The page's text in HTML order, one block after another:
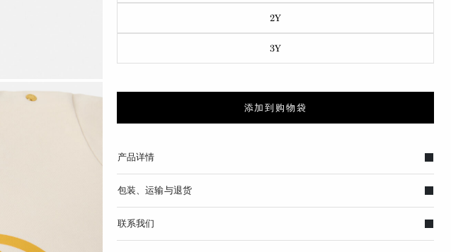
2Y
3Y
添加到购物袋
产品详情
包装、运输与退货
联系我们